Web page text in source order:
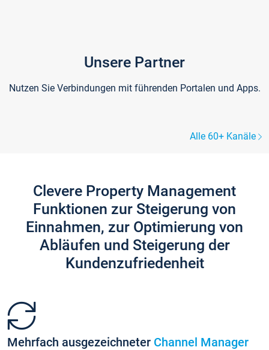
Unsere Partner
Nutzen Sie Verbindungen mit führenden Portalen und Apps.
Alle 60+ Kanäle
Clevere Property Management
Funktionen zur Steigerung von
Einnahmen, zur Optimierung von
Abläufen und Steigerung der
Kundenzufriedenheit
Mehrfach ausgezeichneter Channel Manager